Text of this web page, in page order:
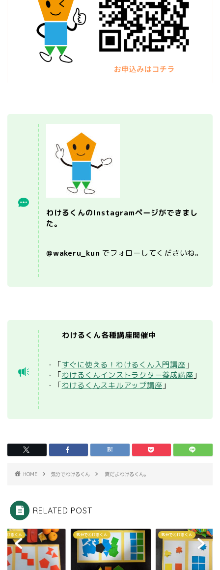
わけるくんのInstagramページができまし
た。
@wakeru_kun でフォローしてくださいね。
わけるくん各種講座開催中
・「すぐに使える！わけるくん入門講座 」
・「わけるくんインストラクター養成講座 」
・「わけるくんスキルアップ講座 」
HOME 気分でわけるくん 夏だよわけるくん。
RELATED POST
わけるくん 気分でわけるくん 気分でわけるくん